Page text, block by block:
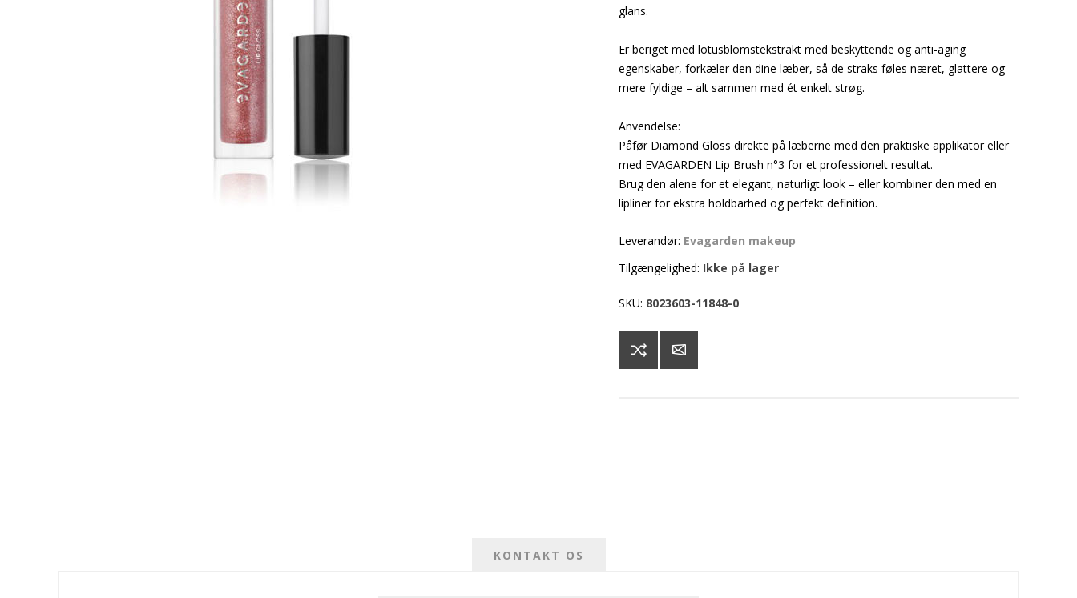
glans.
Er beriget med lotusblomstekstrakt med beskyttende og anti-aging
egenskaber, forkæler den dine læber, så de straks føles næret, glattere og
mere fyldige – alt sammen med ét enkelt strøg.
Anvendelse:
Påfør Diamond Gloss direkte på læberne med den praktiske applikator eller
med EVAGARDEN Lip Brush n°3 for et professionelt resultat.
Brug den alene for et elegant, naturligt look – eller kombiner den med en
lipliner for ekstra holdbarhed og perfekt definition.
Leverandør: Evagarden makeup
Tilgængelighed: Ikke på lager
SKU: 8023603-11848-0
KONTAKT OS